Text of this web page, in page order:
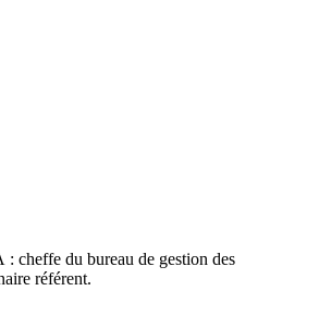
cheffe du bureau de gestion des
référent.